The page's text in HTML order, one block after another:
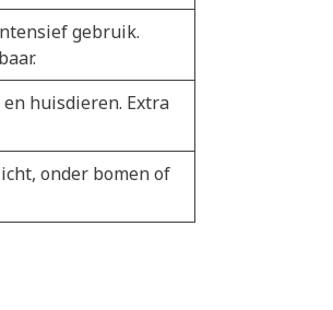
gebruik.
huisdieren. Extra
onder bomen of